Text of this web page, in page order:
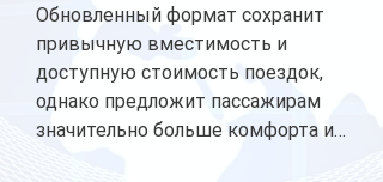
Обновленный формат сохранит
привычную вместимость и
доступную стоимость поездок,
однако предложит пассажирам
значительно больше комфорта и